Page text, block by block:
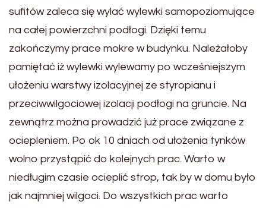
sufitów zaleca się wylać wylewki samopoziomujące
na całej powierzchni podłogi. Dzięki temu
zakończymy prace mokre w budynku. Należałoby
pamiętać iż wylewki wylewamy po wcześniejszym
ułożeniu warstwy izolacyjnej ze styropianu i
przeciwwilgociowej izolacji podłogi na gruncie. Na
zewnątrz można prowadzić już prace związane z
ociepleniem. Po ok 10 dniach od ułożenia tynków
wolno przystąpić do kolejnych prac. Warto w
niedługim czasie ocieplić strop, tak by w domu było
jak najmniej wilgoci. Do wszystkich prac warto